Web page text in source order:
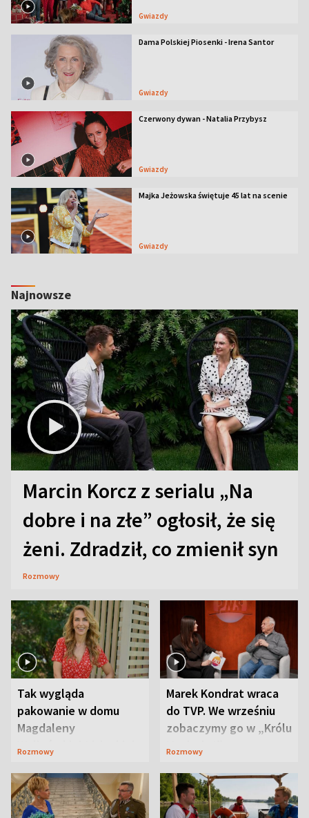
Gwiazdy
Dama Polskiej Piosenki - Irena Santor
Gwiazdy
Czerwony dywan - Natalia Przybysz
Gwiazdy
Majka Jeżowska świętuje 45 lat na scenie
Gwiazdy
Najnowsze
Marcin Korcz z serialu „Na
dobre i na złe” ogłosił, że się
żeni. Zdradził, co zmienił syn
Rozmowy
Tak wygląda
pakowanie w domu
Magdaleny
Waligórskiej-Lisieckiej.
Rozmowy
Marek Kondrat wraca
do TVP. We wrześniu
zobaczymy go w „Królu
Maciusiu I”
Rozmowy